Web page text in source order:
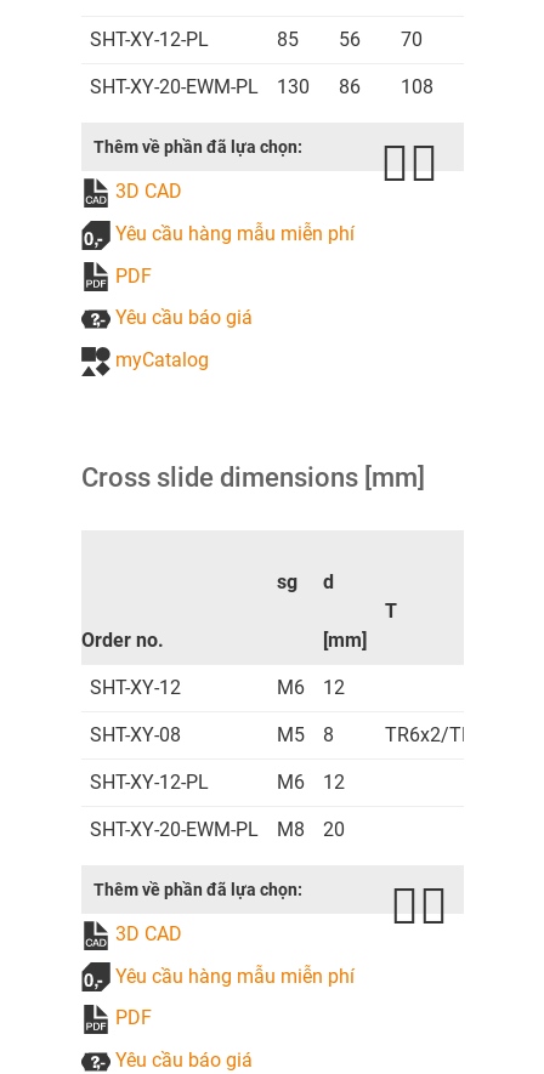
SHT-XY-12-PL 85 56 70
SHT-XY-20-EWM-PL 130 86 108
Thêm về phần đã lựa chọn:
3D CAD
Yêu cầu hàng mẫu miễn phí
PDF
Yêu cầu báo giá
myCatalog
Cross slide dimensions [mm]
Order no.
sg d
[mm]
T
SHT-XY-12 M6 12
SHT-XY-08 M5 8 TR6x2/
SHT-XY-12-PL M6 12
SHT-XY-20-EWM-PL M8 20
Thêm về phần đã lựa chọn:
3D CAD
Yêu cầu hàng mẫu miễn phí
PDF
Yêu cầu báo giá